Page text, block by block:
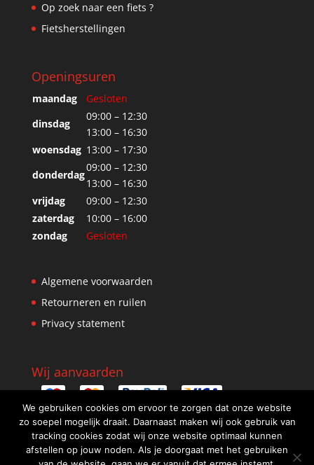
Op zoek naar een fiets ?
Fietsherstellingen
Openingsuren
maandag
Gesloten
dinsdag
09:00 – 12:30
13:00 – 16:30
woensdag 13:00 – 17:30
donderdag
09:00 – 12:30
13:00 – 16:30
vrijdag
09:00 – 12:30
zaterdag
10:00 – 16:00
zondag
Gesloten
Algemene voorwaarden
Retourneren en ruilen
Privacy statement
Wij aanvaarden
We gebruiken cookies om ervoor te zorgen dat onze website
zo soepel mogelijk draait. Daarnaast maken wij ook gebruik van
tracking cookies zodat wij onze website optimaal kunnen
afstellen op jouw noden. Als je doorgaat met het gebruiken